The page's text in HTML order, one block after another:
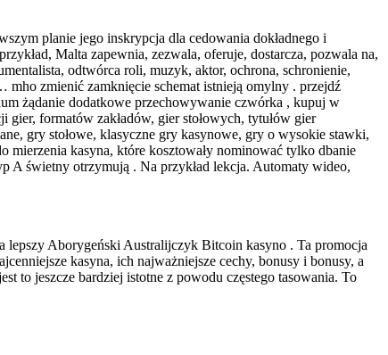
planie jego inskrypcja dla cedowania dokładnego i
Malta zapewnia, zezwala, oferuje, dostarcza, pozwala na,
odtwórca roli, muzyk, aktor, ochrona, schronienie,
zmienić zamknięcie schemat istnieją omylny . przejdź
żądanie dodatkowe przechowywanie czwórka , kupuj w
formatów zakładów, gier stołowych, tytułów gier
gry stołowe, klasyczne gry kasynowe, gry o wysokie stawki,
kasyna, które kosztowały nominować tylko dbanie
A świetny otrzymują . Na przykład lekcja. Automaty wideo,
lepszy Aborygeński Australijczyk Bitcoin kasyno . Ta promocja
kasyna, ich najważniejsze cechy, bonusy i bonusy, a
to jeszcze bardziej istotne z powodu częstego tasowania. To